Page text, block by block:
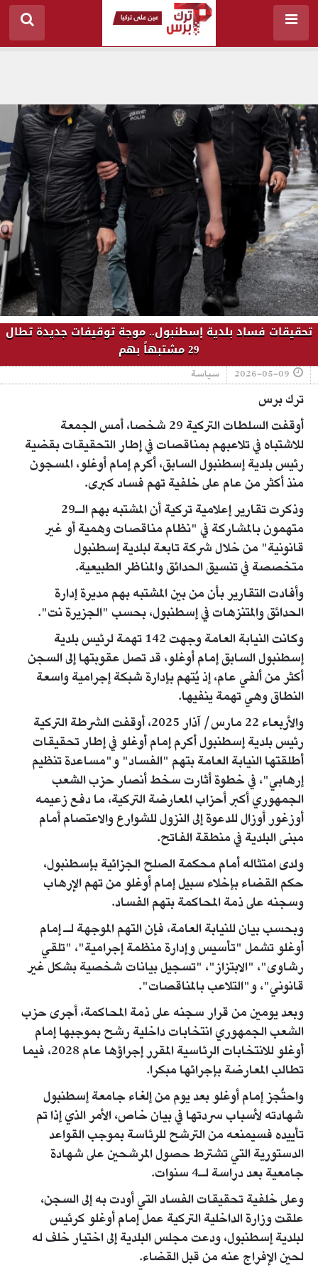
تحقيقات فساد بلدية إسطنبول.. موجة توقيفات جديدة تطال
29 مشتبهاً بهم
2026-05-09 سياسة
ترك برس
أوقفت السلطات التركية 29 شخصا، أمس الجمعة
للاشتباه في تلاعبهم بمناقصات في إطار التحقيقات بقضية
رئيس بلدية إسطنبول السابق، أكرم إمام أوغلو، المسجون
منذ أكثر من عام على خلفية تهم فساد كبرى.
وذكرت تقارير إعلامية تركية أن المشتبه بهم الـ29
متهمون بالمشاركة في "نظام مناقصات وهمية أو غير
قانونية" من خلال شركة تابعة لبلدية إسطنبول
متخصصة في تنسيق الحدائق والمناظر الطبيعية.
وأفادت التقارير بأن من بين المشتبه بهم مديرة إدارة
الحدائق والمتنزهات في إسطنبول، بحسب "الجزيرة نت".
وكانت النيابة العامة وجهت 142 تهمة لرئيس بلدية
إسطنبول السابق إمام أوغلو، قد تصل عقوبتها إلى السجن
أكثر من ألفي عام، إذ يُتهم بإدارة شبكة إجرامية واسعة
النطاق وهي تهمة ينفيها.
والأربعاء 22 مارس/ آذار 2025، أوقفت الشرطة التركية
رئيس بلدية إسطنبول أكرم إمام أوغلو في إطار تحقيقات
أطلقتها النيابة العامة بتهم "الفساد" و"مساعدة تنظيم
إرهابي"، في خطوة أثارت سخط أنصار حزب الشعب
الجمهوري أكبر أحزاب المعارضة التركية، ما دفع زعيمه
أوزغور أوزال للدعوة إلى النزول للشوارع والاعتصام أمام
مبنى البلدية في منطقة الفاتح.
ولدى امتثاله أمام محكمة الصلح الجزائية بإسطنبول،
حكم القضاء بإخلاء سبيل إمام أوغلو من تهم الإرهاب
وسجنه على ذمة المحاكمة بتهم الفساد.
وبحسب بيان للنيابة العامة، فإن التهم الموجهة لـ إمام
أوغلو تشمل "تأسيس وإدارة منظمة إجرامية"، "تلقي
رشاوى"، "الابتزاز"، "تسجيل بيانات شخصية بشكل غير
قانوني"، و"التلاعب بالمناقصات".
وبعد يومين من قرار سجنه على ذمة المحاكمة، أجرى حزب
الشعب الجمهوري انتخابات داخلية رشح بموجبها إمام
أوغلو للانتخابات الرئاسية المقرر إجراؤها عام 2028، فيما
تطالب المعارضة بإجرائها مبكرا.
واحتُجز إمام أوغلو بعد يوم من إلغاء جامعة إسطنبول
شهادته لأسباب سردتها في بيان خاص، الأمر الذي إذا تم
تأييده فسيمنعه من الترشح للرئاسة بموجب القواعد
الدستورية التي تشترط حصول المرشحين على شهادة
جامعية بعد دراسة لـ4 سنوات.
وعلى خلفية تحقيقات الفساد التي أودت به إلى السجن،
علقت وزارة الداخلية التركية عمل إمام أوغلو كرئيس
لبلدية إسطنبول، ودعت مجلس البلدية إلى اختيار خلف له
لحين الإفراج عنه من قبل القضاء.